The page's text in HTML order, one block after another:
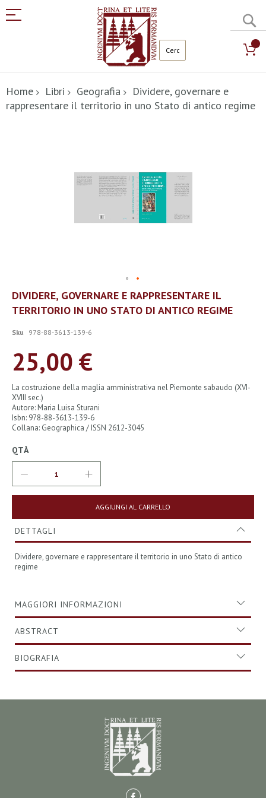
al
contenuto
Home Libri Geografia
Dividere, governare e
rappresentare il territorio in uno Stato di antico regime
Vai
all'inizio
della
di
DIVIDERE, GOVERNARE E RAPPRESENTARE IL
TERRITORIO IN UNO STATO DI ANTICO REGIME
Sku 978-88-3613-139-6
25,00 €
La costruzione della maglia amministrativa nel Piemonte sabaudo (XVI-
XVIII sec.)
Autore: Maria Luisa Sturani
Isbn: 978-88-3613-139-6
Collana: Geographica / ISSN 2612-3045
QTÀ
AGGIUNGI AL CARRELLO
DETTAGLI
Dividere, governare e rappresentare il territorio in uno Stato di antico
regime
MAGGIORI INFORMAZIONI
ABSTRACT
BIOGRAFIA